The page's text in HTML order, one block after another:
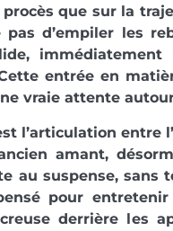
que sur la
d’empiler les
immédiatement
entrée en
vraie attente
l’articulation entre
amant,
au suspense, sans
pour
derrière les